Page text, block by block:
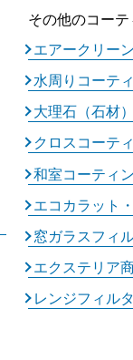
その他のコー
エアークリー
水周りコーテ
大理石（石材
クロスコーテ
和室コーティ
エコカラット
窓ガラスフィ
エクステリア
レンジフィル